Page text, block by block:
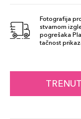
Fotografija
stvarnom
pogrešaka
tačnost